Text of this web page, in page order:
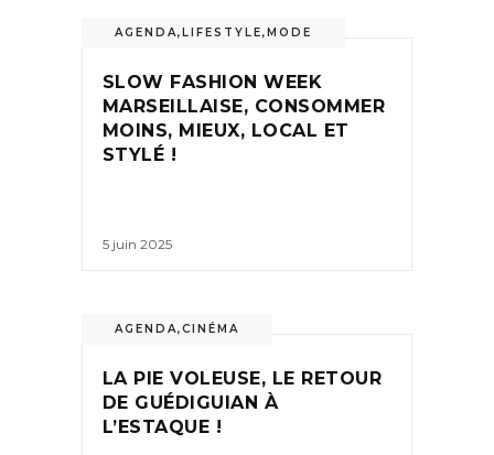
AGENDA,LIFESTYLE,MODE
SLOW FASHION WEEK
MARSEILLAISE, CONSOMMER
MOINS, MIEUX, LOCAL ET
STYLÉ !
5 juin 2025
AGENDA,CINÉMA
LA PIE VOLEUSE, LE RETOUR
DE GUÉDIGUIAN À
L’ESTAQUE !